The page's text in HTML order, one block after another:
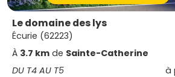
Le domaine des lys
Écurie (62223)
À 3.7 km de Sainte-Catherine
DU T4 AU T5
à